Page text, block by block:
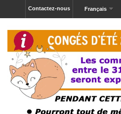
Français
Contactez-nous